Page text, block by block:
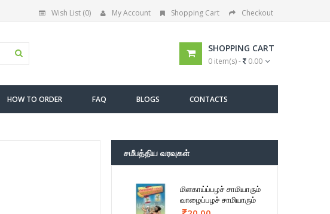
Wish List (0) My Account Shopping Cart Checkout
SHOPPING CART
0 item(s) - 0.00
HOW TO ORDER FAQ BLOGS CONTACTS
சமீபத்திய வரவுகள்
மிளகாய்ப்பழச் சாமியாரும்
வாழைப்பழச் சாமியாரும்